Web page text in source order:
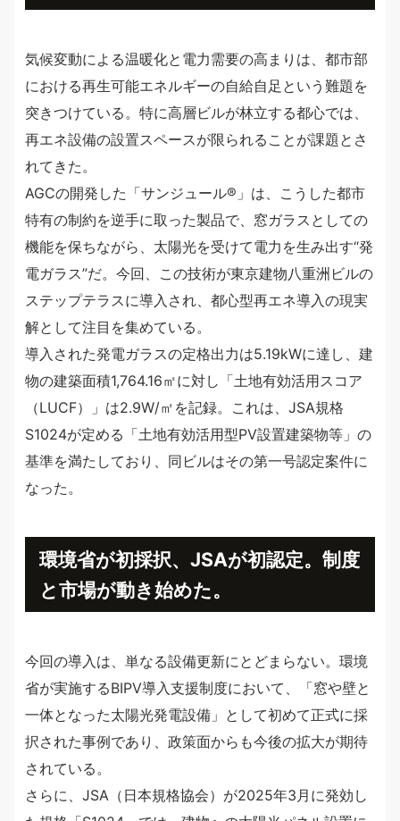
気候変動による温暖化と電力需要の高まりは、都市部
における再生可能エネルギーの自給自足という難題を
突きつけている。特に高層ビルが林立する都心では、
再エネ設備の設置スペースが限られることが課題とさ
れてきた。
AGCの開発した「サンジュール®」は、こうした都市
特有の制約を逆手に取った製品で、窓ガラスとしての
機能を保ちながら、太陽光を受けて電力を生み出す“発
電ガラス”だ。今回、この技術が東京建物八重洲ビルの
ステップテラスに導入され、都心型再エネ導入の現実
解として注目を集めている。
導入された発電ガラスの定格出力は5.19kWに達し、建
物の建築面積1,764.16㎡に対し「土地有効活用スコア
（LUCF）」は2.9W/㎡を記録。これは、JSA規格
S1024が定める「土地有効活用型PV設置建築物等」の
基準を満たしており、同ビルはその第一号認定案件に
なった。
環境省が初採択、JSAが初認定。制度
と市場が動き始めた。
今回の導入は、単なる設備更新にとどまらない。環境
省が実施するBIPV導入支援制度において、「窓や壁と
一体となった太陽光発電設備」として初めて正式に採
択された事例であり、政策面からも今後の拡大が期待
されている。
さらに、JSA（日本規格協会）が2025年3月に発効し